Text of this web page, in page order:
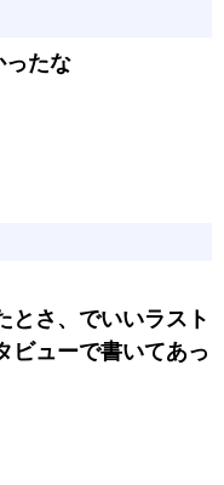
ったな
とさ、でいいラスト
ビューで書いてあっ